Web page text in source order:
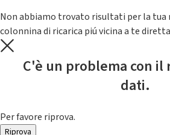
Non abbiamo trovato risultati per la tua
colonnina di ricarica piú vicina a te
C'è un problema con il
dati.
Per favore riprova.
Riprova